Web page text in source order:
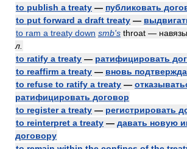
to publish a treaty — публиковать
to put forward a draft treaty —
to ram a treaty down smb's throat —
л.
to ratify a treaty — ратифицировать
to reaffirm a treaty — вновь
to refuse to ratify a treaty —
ратифицировать договор
to register a treaty — регистрировать
to reinterpret a treaty — давать новую
договору